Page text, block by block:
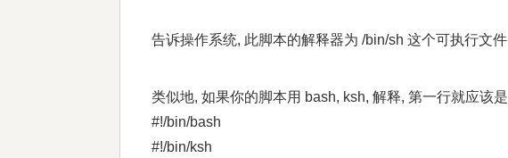
告诉操作系统, 此脚本的解释器为 /bin/sh 这个可执行文件
类似地, 如果你的脚本用 bash, ksh, 解释, 第一行就应该是
#!/bin/bash
#!/bin/ksh